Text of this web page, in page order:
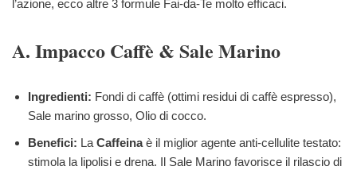
l’azione, ecco altre 3 formule Fai-da-Te molto efficaci.
A. Impacco Caffè & Sale Marino
Ingredienti: Fondi di caffè (ottimi residui di caffè espresso),
Sale marino grosso, Olio di cocco.
Benefici: La Caffeinaè il miglior agente anti-cellulite testato:
stimola la lipolisi e drena. Il Sale Marino favorisce il rilascio di